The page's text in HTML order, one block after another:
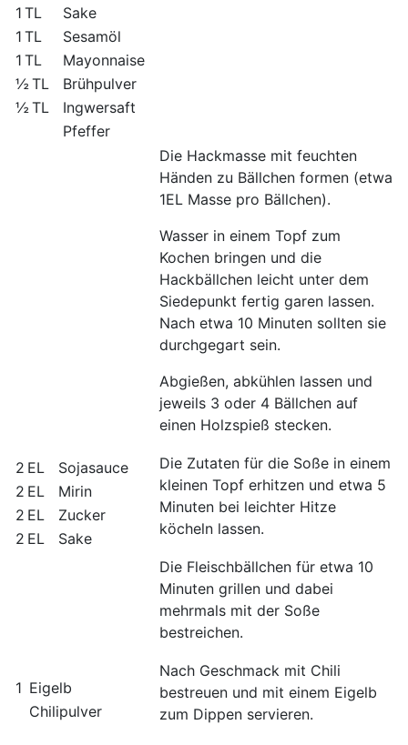
1 TL
Sake
1 TL
Sesamöl
1 TL
Ma­yon­nai­se
½ TL
Brühpulver
½ TL
Ingwersaft
Pfeffer
Die Hackmasse mit feuchten
Händen zu Bällchen formen (etwa
1EL Masse pro Bällchen).
Wasser in einem Topf zum
Kochen bringen und die
Hackbällchen leicht unter dem
Siedepunkt fertig garen lassen.
Nach etwa 10 Minuten sollten sie
durchgegart sein.
Abgießen, abkühlen lassen und
jeweils 3 oder 4 Bällchen auf
einen Holzspieß stecken.
2 EL
Sojasauce
2 EL
Mirin
2 EL
Zucker
2 EL
Sake
Die Zutaten für die Soße in einem
kleinen Topf erhitzen und etwa 5
Minuten bei leichter Hitze
köcheln lassen.
Die Fleischbällchen für etwa 10
Minuten grillen und dabei
mehrmals mit der Soße
bestreichen.
1 Eigelb
Chilipulver
Nach Geschmack mit Chili
bestreuen und mit einem Eigelb
zum Dippen servieren.